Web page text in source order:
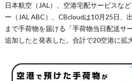
日本航空（JAL）、空港宅配サービスな
ー（JAL ABC）、CBcloudは10月25日、
まで手荷物を届ける「手荷物当日配送サ
追加したと発表した。合計で20空港に拡